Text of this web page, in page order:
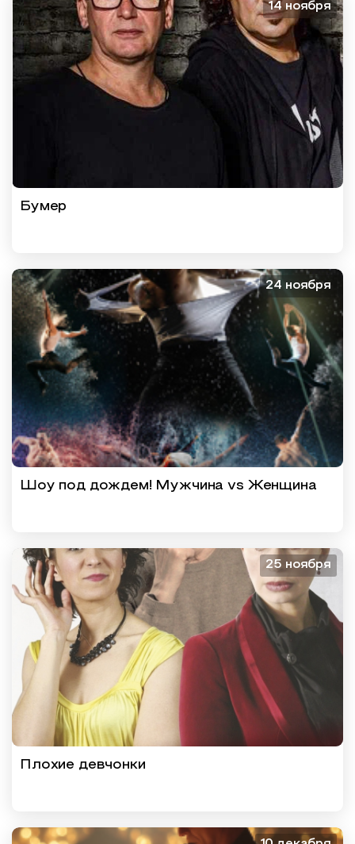
14 ноября
Бумер
24 ноября
Шоу под дождем! Мужчина vs Женщина
25 ноября
Плохие девчонки